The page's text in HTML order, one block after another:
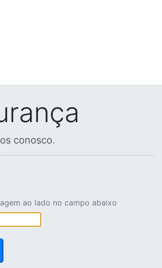
conosco.
ao lado no campo abaixo